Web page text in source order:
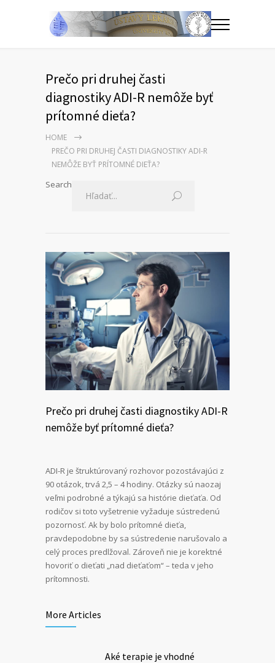
Prečo pri druhej časti
diagnostiky ADI-R nemôže byť
prítomné dieťa?
HOME
PREČO PRI DRUHEJ ČASTI DIAGNOSTIKY ADI-R
NEMÔŽE BYŤ PRÍTOMNÉ DIEŤA?
Search
Prečo pri druhej časti diagnostiky ADI-R
nemôže byť prítomné dieťa?
ADI-R je štruktúrovaný rozhovor pozostávajúci z
90 otázok, trvá 2,5 – 4 hodiny. Otázky sú naozaj
veľmi podrobné a týkajú sa histórie dieťaťa. Od
rodičov si toto vyšetrenie vyžaduje sústredenú
pozornosť. Ak by bolo prítomné dieťa,
pravdepodobne by sa sústredenie narušovalo a
celý proces predlžoval. Zároveň nie je korektné
hovoriť o dieťati „nad dieťaťom“ – teda v jeho
prítomnosti.
More Articles
Aké terapie je vhodné